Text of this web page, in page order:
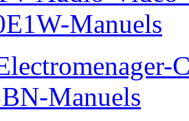
Manuels
Manuels